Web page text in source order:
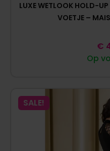
LUXE WETLOOK HOLD-
VOETJE –
Op
€
SALE!